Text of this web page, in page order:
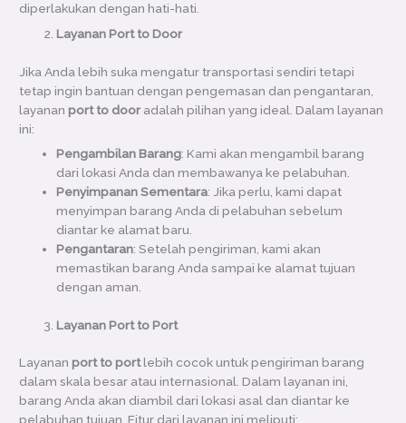
diperlakukan dengan hati-hati.
Layanan Port to Door
Jika Anda lebih suka mengatur transportasi sendiri tetapi
tetap ingin bantuan dengan pengemasan dan pengantaran,
layananport to door adalah pilihan yang ideal. Dalam layanan
ini:
Pengambilan Barang: Kami akan mengambil barang
dari lokasi Anda dan membawanya ke pelabuhan.
Penyimpanan Sementara: Jika perlu, kami dapat
menyimpan barang Anda di pelabuhan sebelum
diantar ke alamat baru.
Pengantaran: Setelah pengiriman, kami akan
memastikan barang Anda sampai ke alamat tujuan
dengan aman.
Layanan Port to Port
Layananport to portlebih cocok untuk pengiriman barang
dalam skala besar atau internasional. Dalam layanan ini,
barang Anda akan diambil dari lokasi asal dan diantar ke
pelabuhan tujuan. Fitur dari layanan ini meliputi: